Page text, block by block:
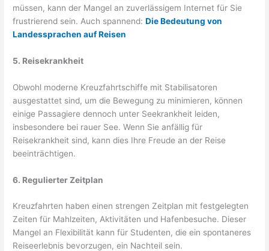
müssen, kann der Mangel an zuverlässigem Internet für Sie
frustrierend sein. Auch spannend:Die Bedeutung von
Landessprachen auf Reisen
5. Reisekrankheit
Obwohl moderne Kreuzfahrtschiffe mit Stabilisatoren
ausgestattet sind, um die Bewegung zu minimieren, können
einige Passagiere dennoch unter Seekrankheit leiden,
insbesondere bei rauer See. Wenn Sie anfällig für
Reisekrankheit sind, kann dies Ihre Freude an der Reise
beeinträchtigen.
6. Regulierter Zeitplan
Kreuzfahrten haben einen strengen Zeitplan mit festgelegten
Zeiten für Mahlzeiten, Aktivitäten und Hafenbesuche. Dieser
Mangel an Flexibilität kann für Studenten, die ein spontaneres
Reiseerlebnis bevorzugen, ein Nachteil sein.